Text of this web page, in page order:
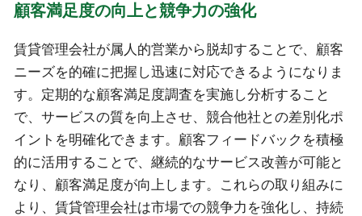
顧客満足度の向上と競争力の強化
賃貸管理会社が属人的営業から脱却することで、顧客
ニーズを的確に把握し迅速に対応できるようになりま
す。定期的な顧客満足度調査を実施し分析すること
で、サービスの質を向上させ、競合他社との差別化ポ
イントを明確化できます。顧客フィードバックを積極
的に活用することで、継続的なサービス改善が可能と
なり、顧客満足度が向上します。これらの取り組みに
より、賃貸管理会社は市場での競争力を強化し、持続